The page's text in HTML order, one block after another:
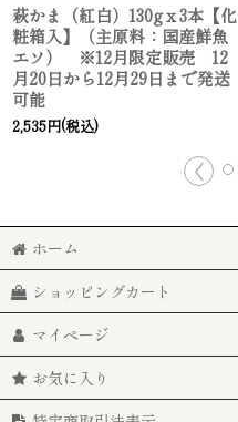
萩かま（紅白）130gｘ3本【化
粧箱入】（主原料：国産鮮魚
エソ） ※12月限定販売 12
月20日から12月29日まで発送
可能
2,535円(税込)
ホーム
ショッピングカート
マイページ
お気に入り